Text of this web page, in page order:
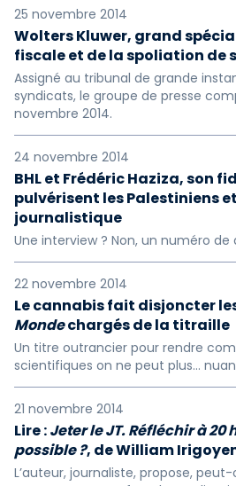
25 novembre 2014
Wolters Kluwer, grand
fiscale et de la spoliation de
Assigné au tribunal de grande
syndicats, le groupe de presse
novembre 2014.
24 novembre 2014
BHL et Frédéric Haziza, son
pulvérisent les Palestiniens
journalistique
Une interview ? Non, un numéro de
22 novembre 2014
Le cannabis fait disjoncter
Mondechargés de la titraille
Un titre outrancier pour rendre
scientifiques on ne peut plus…
21 novembre 2014
Lire :Jeter le JT. Réfléchir à 20
possible ?, de William
L’auteur, journaliste, propose,